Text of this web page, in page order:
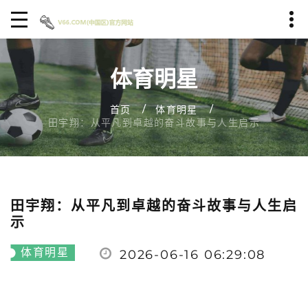
体育明星
首页
体育明星
田宇翔：从平凡到卓越的奋斗故事与人生启示
田宇翔：从平凡到卓越的奋斗故事与人生启
示
体育明星 2026-06-16 06:29:08